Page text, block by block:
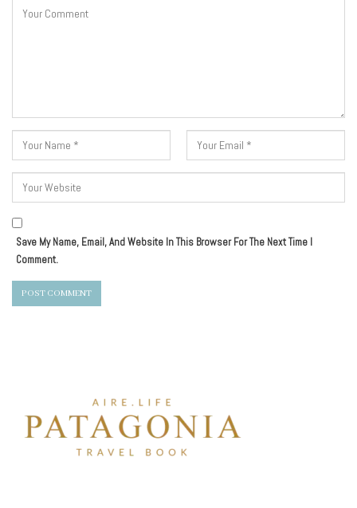
Save My Name, Email, And Website In This Browser For The Next Time I
Comment.